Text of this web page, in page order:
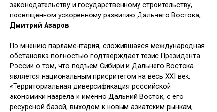
законодательству и государственному строительству,
посвященном ускоренному развитию Дальнего Востока,
Дмитрий Азаров.
По мнению парламентария, сложившаяся международная
обстановка полностью подтверждает тезис Президента
России о том, что подъем Сибири и Дальнего Востока
является национальным приоритетом на весь XXI век.
«Территориальная диверсификация российской
экономики назрела и именно Дальний Восток, с его
ресурсной базой, выходом к новым азиатским рынкам,